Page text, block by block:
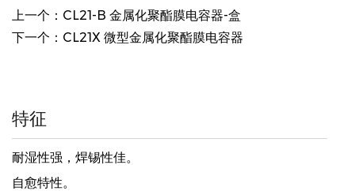
上一个：CL21-B 金属化聚酯膜电容器-盒
下一个：CL21X 微型金属化聚酯膜电容器
特征
耐湿性强，焊锡性佳。
自愈特性。